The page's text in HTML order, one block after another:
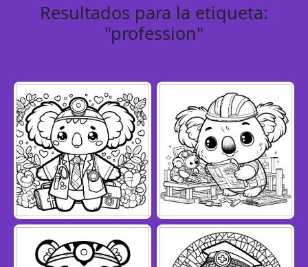
Resultados para la etiqueta:
"profession"